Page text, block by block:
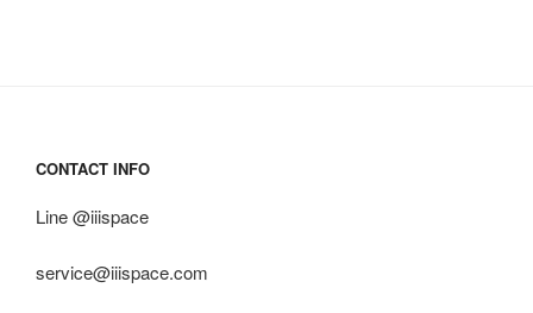
CONTACT INFO
Line @iiispace
service@iiispace.com